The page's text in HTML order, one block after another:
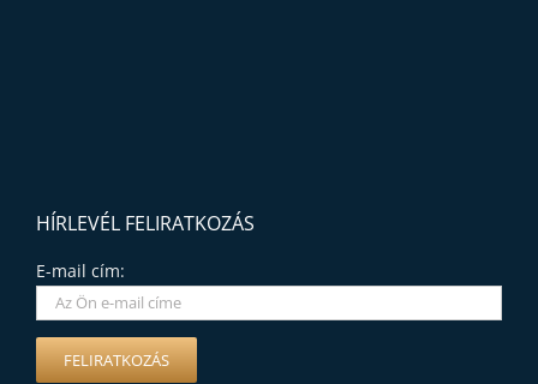
HÍRLEVÉL FELIRATKOZÁS
E-mail cím: